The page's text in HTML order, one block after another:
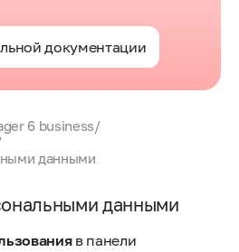
документации
6 business/
данными
данными
в панели